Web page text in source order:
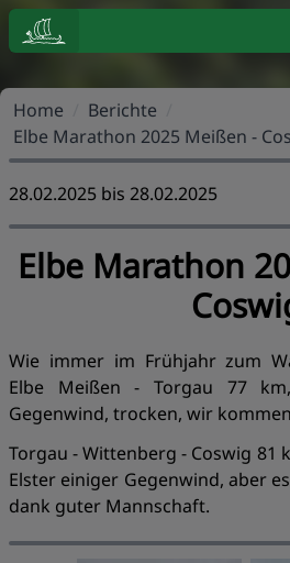
Home Berichte
Elbe Marathon 2025 Meißen -
28.02.2025 bis 28.02.2025
Elbe Marathon
Wie immer im Frühjahr zum
Elbe Meißen - Torgau 77
Gegenwind, trocken, wir
Torgau - Wittenberg - Coswig 81
Elster einiger Gegenwind, aber
dank guter Mannschaft.